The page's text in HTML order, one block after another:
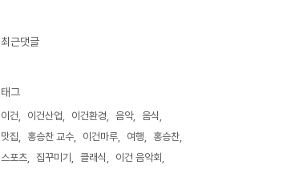
최근댓글
태그
이건 이건산업 이건환경 음악
음식
맛집
홍승찬 교수 이건마루 여행
홍승찬
스포츠
집꾸미기 클래식
이건 음악회